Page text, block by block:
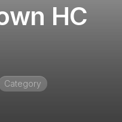
HC
Category